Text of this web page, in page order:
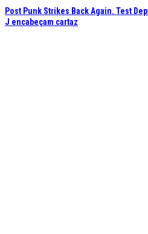
Post Punk Strikes Back Again. Test
J encabeçam cartaz